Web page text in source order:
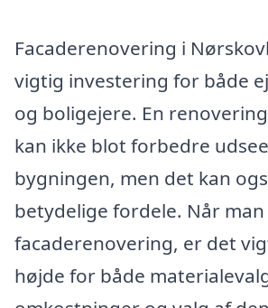
Facaderenovering i
vigtig investering for både
og boligejere. En
kan ikke blot forbedre
bygningen, men det kan
betydelige fordele. Når
facaderenovering, er det
højde for både